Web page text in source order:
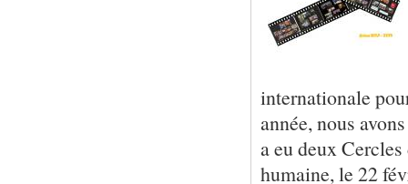
internationale
année, nous
a eu deux
humaine, le 22